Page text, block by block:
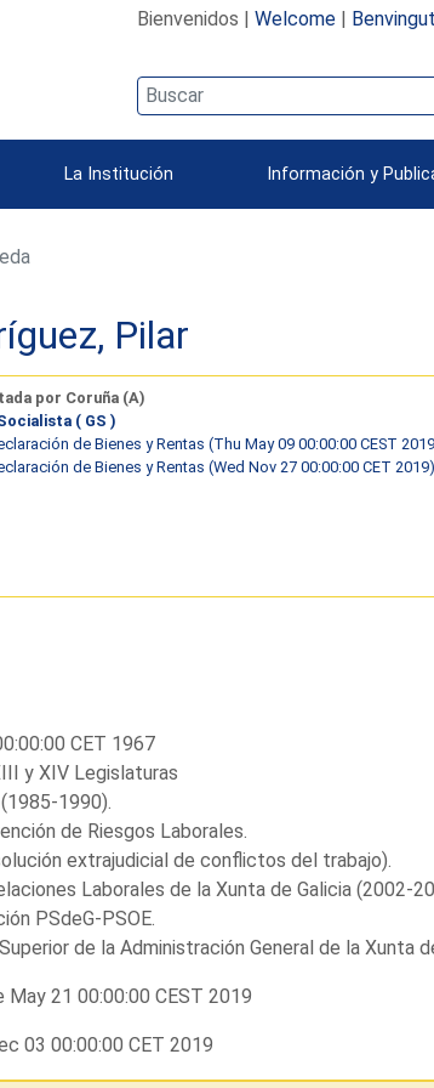
Bienvenidos | Welcome|
La Institución Información y
Pilar
por Coruña (A)
( GS )
de Bienes y Rentas (Thu May 09 00:00:00 CEST
de Bienes y Rentas (Wed Nov 27 00:00:00 CET 2019)
CET 1967
y XIV Legislaturas
1990).
de Riesgos Laborales.
extrajudicial de conflictos del trabajo).
Laborales de la Xunta de Galicia (2002-
PSdeG-PSOE.
de la Administración General de la Xunta
May 21 00:00:00 CEST 2019
03 00:00:00 CET 2019